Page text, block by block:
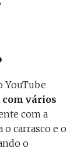
YouTube
vários
com a
o carrasco e o
o